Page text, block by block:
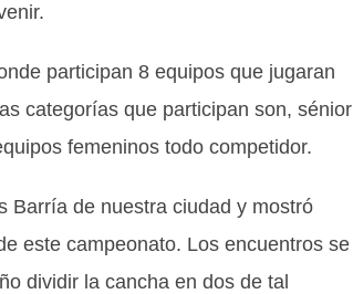
participan 8 equipos que jugaran
categorías que participan son, sénior
femeninos todo competidor.
Barría de nuestra ciudad y mostró
este campeonato. Los encuentros se
dividir la cancha en dos de tal